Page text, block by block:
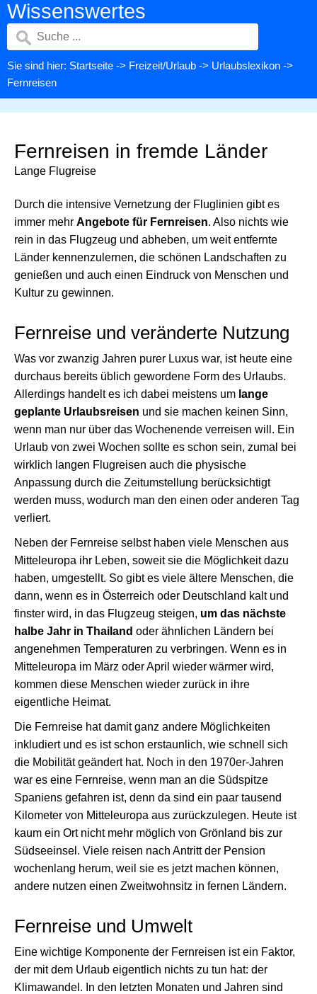
Wissenswertes
Sie sind hier: Startseite -> Freizeit/Urlaub -> Urlaubslexikon ->
Fernreisen
Fernreisen in fremde Länder
Lange Flugreise
Durch die intensive Vernetzung der Fluglinien gibt es
immer mehr Angebote für Fernreisen. Also nichts wie
rein in das Flugzeug und abheben, um weit entfernte
Länder kennenzulernen, die schönen Landschaften zu
genießen und auch einen Eindruck von Menschen und
Kultur zu gewinnen.
Fernreise und veränderte Nutzung
Was vor zwanzig Jahren purer Luxus war, ist heute eine
durchaus bereits üblich gewordene Form des Urlaubs.
Allerdings handelt es ich dabei meistens um lange
geplante Urlaubsreisen und sie machen keinen Sinn,
wenn man nur über das Wochenende verreisen will. Ein
Urlaub von zwei Wochen sollte es schon sein, zumal bei
wirklich langen Flugreisen auch die physische
Anpassung durch die Zeitumstellung berücksichtigt
werden muss, wodurch man den einen oder anderen Tag
verliert.
Neben der Fernreise selbst haben viele Menschen aus
Mitteleuropa ihr Leben, soweit sie die Möglichkeit dazu
haben, umgestellt. So gibt es viele ältere Menschen, die
dann, wenn es in Österreich oder Deutschland kalt und
finster wird, in das Flugzeug steigen, um das nächste
halbe Jahr in Thailand oder ähnlichen Ländern bei
angenehmen Temperaturen zu verbringen. Wenn es in
Mitteleuropa im März oder April wieder wärmer wird,
kommen diese Menschen wieder zurück in ihre
eigentliche Heimat.
Die Fernreise hat damit ganz andere Möglichkeiten
inkludiert und es ist schon erstaunlich, wie schnell sich
die Mobilität geändert hat. Noch in den 1970er-Jahren
war es eine Fernreise, wenn man an die Südspitze
Spaniens gefahren ist, denn da sind ein paar tausend
Kilometer von Mitteleuropa aus zurückzulegen. Heute ist
kaum ein Ort nicht mehr möglich von Grönland bis zur
Südseeinsel. Viele reisen nach Antritt der Pension
wochenlang herum, weil sie es jetzt machen können,
andere nutzen einen Zweitwohnsitz in fernen Ländern.
Fernreise und Umwelt
Eine wichtige Komponente der Fernreisen ist ein Faktor,
der mit dem Urlaub eigentlich nichts zu tun hat: der
Klimawandel. In den letzten Monaten und Jahren sind